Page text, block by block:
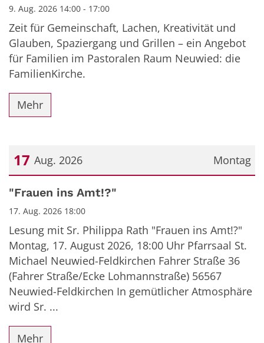
9. Aug. 2026 14:00 - 17:00
Zeit für Gemeinschaft, Lachen, Kreativität und
Glauben, Spaziergang und Grillen – ein Angebot
für Familien im Pastoralen Raum Neuwied: die
FamilienKirche.
Mehr
Montag
17 Aug. 2026
Datum: 17. August 2026
"Frauen ins Amt!?"
17. Aug. 2026 18:00
Lesung mit Sr. Philippa Rath "Frauen ins Amt!?"
Montag, 17. August 2026, 18:00 Uhr Pfarrsaal St.
Michael Neuwied-Feldkirchen Fahrer Straße 36
(Fahrer Straße/Ecke Lohmannstraße) 56567
Neuwied-Feldkirchen In gemütlicher Atmosphäre
wird Sr. ...
Mehr